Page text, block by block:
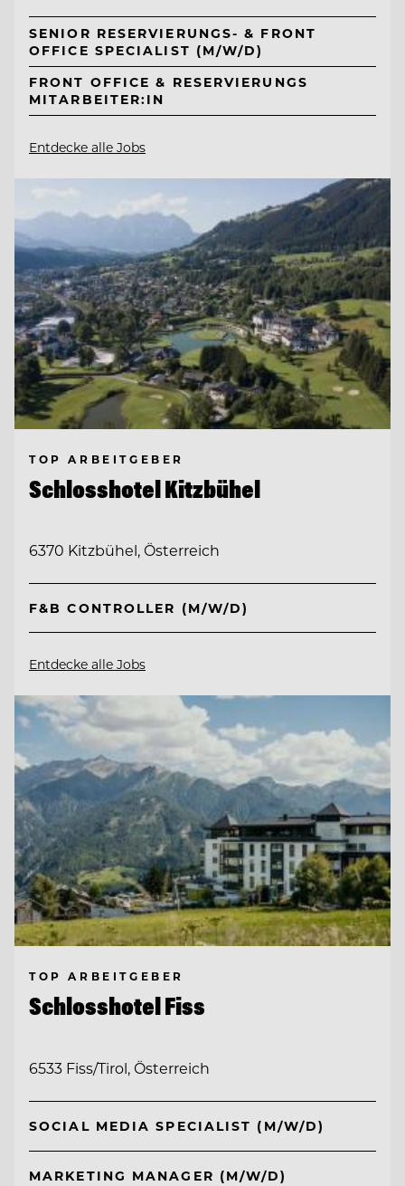
SENIOR RESERVIERUNGS- & FRONT
OFFICE SPECIALIST (M/W/D)
FRONT OFFICE & RESERVIERUNGS
MITARBEITER:IN
Entdecke alle Jobs
TOP ARBEITGEBER
Schlosshotel Kitzbühel
6370 Kitzbühel, Österreich
F&B CONTROLLER (M/W/D)
Entdecke alle Jobs
TOP ARBEITGEBER
Schlosshotel Fiss
6533 Fiss/Tirol, Österreich
SOCIAL MEDIA SPECIALIST (M/W/D)
MARKETING MANAGER (M/W/D)